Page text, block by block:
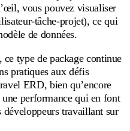
vous pouvez visualiser
tâche-projet), ce qui
de données.
, ce type de package continue
pratiques aux défis
ERD, bien qu’encore
performance qui en font
travaillant sur